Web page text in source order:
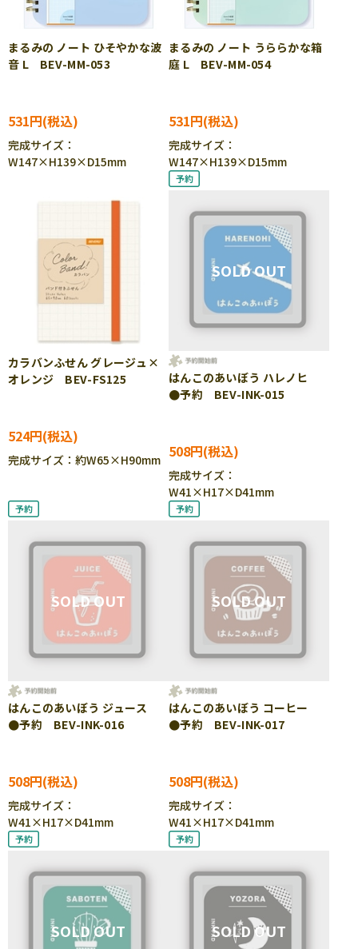
まるみの ノート ひそやかな波
音 L BEV-MM-053
531円
完成サイズ：
W147×H139×D15mm
まるみの ノート うららかな箱
庭 L BEV-MM-054
531円
完成サイズ：
W147×H139×D15mm
カラバンふせん グレージュ×
オレンジ BEV-FS125
524円
完成サイズ：約W65×H90mm
はんこのあいぼう ハレノヒ
●予約 BEV-INK-015
508円
完成サイズ：
W41×H17×D41mm
はんこのあいぼう ジュース
●予約 BEV-INK-016
508円
完成サイズ：
W41×H17×D41mm
はんこのあいぼう コーヒー
●予約 BEV-INK-017
508円
完成サイズ：
W41×H17×D41mm